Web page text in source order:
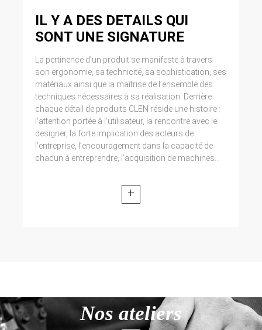
IL Y A DES DETAILS QUI
SONT UNE SIGNATURE
La pertinence d’un produit se manifeste à travers
son ergonomie, sa technicité, sa sophistication, ses
matériaux ainsi que la maîtrise de l’ensemble des
techniques nécessaires à sa réalisation. Derrière
chaque détail de produits CLEN réside une histoire :
l’attention portée à l’utilisateur, la rencontre avec le
designer, la forte implication des acteurs de
l’entreprise, l’encouragement dans la capacité de
chacun à entreprendre, l’acquisition de machines...
+
Nos ateliers